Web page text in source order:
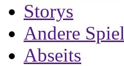
Storys
Andere
Abseits